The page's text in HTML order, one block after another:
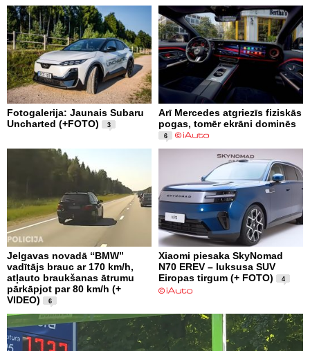
Fotogalerija: Jaunais Subaru
Uncharted (+FOTO)
3
Arī Mercedes atgriezīs fiziskās
pogas, tomēr ekrāni dominēs
6
Jelgavas novadā “BMW”
vadītājs brauc ar 170 km/h,
atļauto braukšanas ātrumu
pārkāpjot par 80 km/h (+
VIDEO)
6
Xiaomi piesaka SkyNomad
N70 EREV – luksusa SUV
Eiropas tirgum (+ FOTO)
4